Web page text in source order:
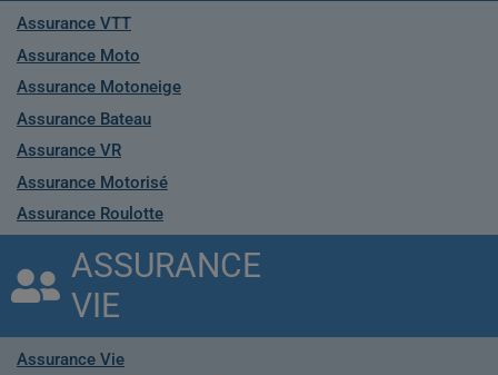
Assurance VTT
Assurance Moto
Assurance Motoneige
Assurance Bateau
Assurance VR
Assurance Motorisé
Assurance Roulotte
ASSURANCE
VIE
Assurance Vie